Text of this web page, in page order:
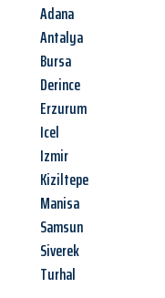
Adana
Antalya
Bursa
Derince
Erzurum
Icel
Izmir
Kiziltepe
Manisa
Samsun
Siverek
Turhal